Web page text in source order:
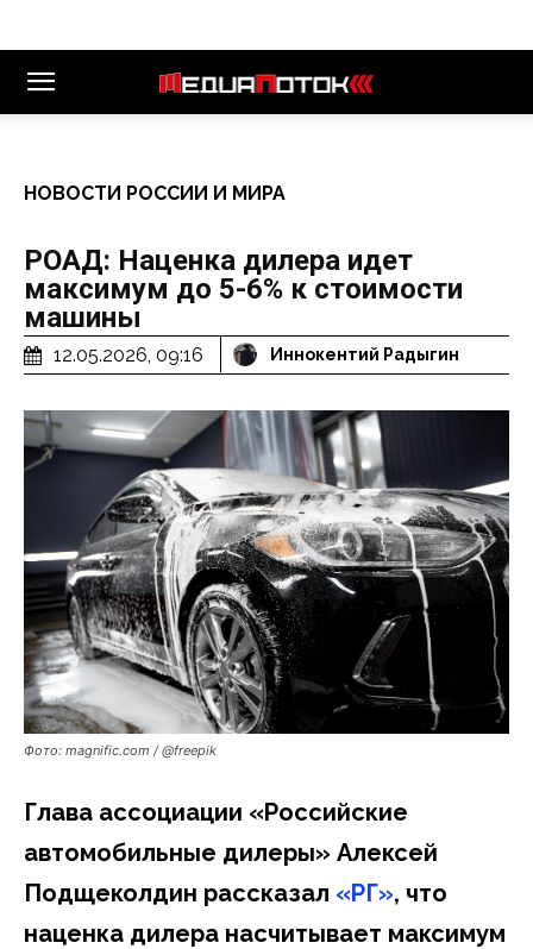
НОВОСТИ РОССИИ И МИРА
РОАД: Наценка дилера идет
максимум до 5-6% к стоимости
машины
12.05.2026, 09:16 Иннокентий Радыгин
Фото: magnific.com / @freepik
Глава ассоциации «Российские
автомобильные дилеры» Алексей
Подщеколдин рассказал «РГ», что
наценка дилера насчитывает максимум